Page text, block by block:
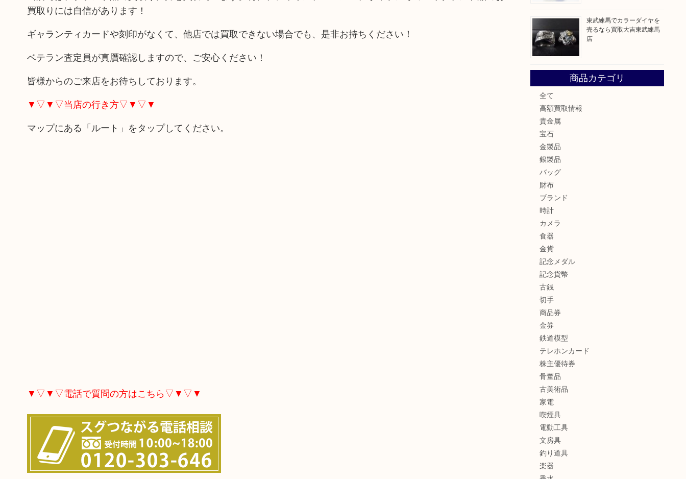
買取りには自信があります！
ギャランティカードや刻印がなくて、他店では買取できない場合でも、是非お持ちください！
ベテラン査定員が真贋確認しますので、ご安心ください！
皆様からのご来店をお待ちしております。
▼▽▼▽当店の行き方▽▼▽▼
マップにある「ルート」をタップしてください。
▼▽▼▽電話で質問の方はこちら▽▼▽▼
東武練馬でカラーダイヤを
売るなら買取大吉東武練馬
店
商品カテゴリ
全て
高額買取情報
貴金属
宝石
金製品
銀製品
バッグ
財布
ブランド
時計
カメラ
食器
金貨
記念メダル
記念貨幣
古銭
切手
商品券
金券
鉄道模型
テレホンカード
株主優待券
骨董品
古美術品
家電
喫煙具
電動工具
文房具
釣り道具
楽器